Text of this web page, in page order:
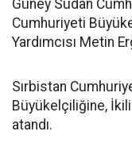
Güney Sudan
Cumhuriyeti
Yardımcısı Metin
Sırbistan
Büyükelçiliğine,
atandı.